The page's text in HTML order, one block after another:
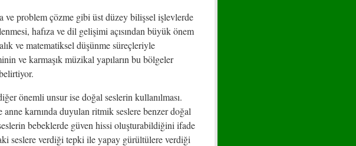
ve problem çözme gibi üst düzey bilişsel işlevlerde
hafıza ve dil gelişimi açısından büyük önem
ve matematiksel düşünme süreçleriyle
ve karmaşık müzikal yapıların bu bölgeler
önemli unsur ise doğal seslerin kullanılması.
anne karnında duyulan ritmik seslere benzer doğal
bebeklerde güven hissi oluşturabildiğini ifade
seslere verdiği tepki ile yapay gürültülere verdiği